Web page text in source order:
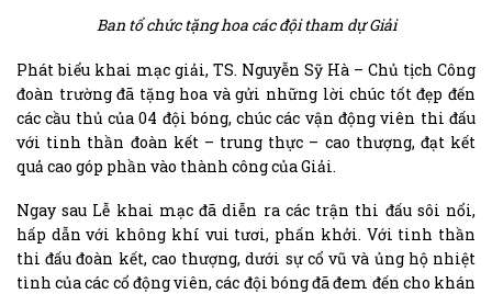
Ban tổ chức tặng hoa các đội tham dự Giải
Phát biểu khai mạc giải, TS. Nguyễn Sỹ Hà – Chủ tịch Công
đoàn trường đã tặng hoa và gửi những lời chúc tốt đẹp đến
các cầu thủ của 04 đội bóng, chúc các vận động viên thi đấu
với tinh thần đoàn kết – trung thực – cao thượng, đạt kết
quả cao góp phần vào thành công của Giải.
Ngay sau Lễ khai mạc đã diễn ra các trận thi đấu sôi nổi,
hấp dẫn với không khí vui tươi, phấn khởi. Với tinh thần
thi đấu đoàn kết, cao thượng, dưới sự cổ vũ và ủng hộ nhiệt
tình của các cổ động viên, các đội bóng đã đem đến cho khán